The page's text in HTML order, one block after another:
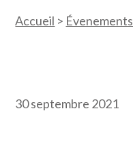
Accueil > Évenements
30 septembre 2021